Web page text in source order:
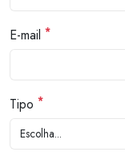
E-mail *
Tipo *